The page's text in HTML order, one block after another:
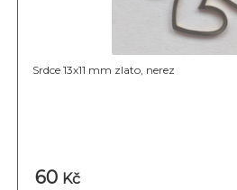
Srdce 13x11 mm zlato, nerez
60 Kč